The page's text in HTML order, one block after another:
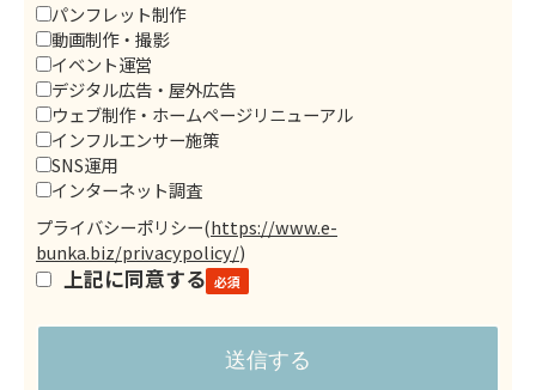
パンフレット制作
動画制作・撮影
イベント運営
デジタル広告・屋外広告
ウェブ制作・ホームページリニューアル
インフルエンサー施策
SNS運用
インターネット調査
プライバシーポリシー(https://www.e-
bunka.biz/privacypolicy/)
上記に同意する